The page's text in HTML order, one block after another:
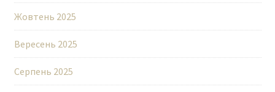
Жовтень 2025
Вересень 2025
Серпень 2025